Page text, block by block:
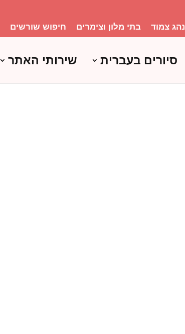
נהג צמוד בתי מלון וצימרים חיפוש שורשים
סיורים בעברית שירותי האתר